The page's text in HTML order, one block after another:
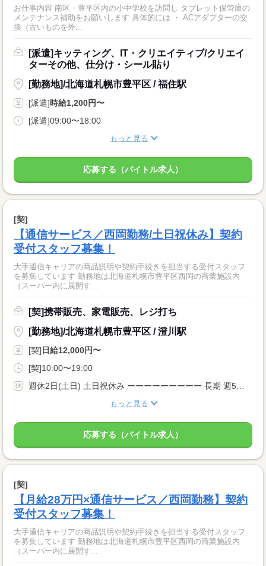
お仕事内容 南区・豊平区内の小中学校を訪問し タブレット保管庫の
メンテナンス補助をお願いします 具体的には ・ ACアダプターの交
換（古いものを外...
[派遣]キッティング、IT・クリエイティブ/クリエイ
ターその他、仕分け・シール貼り
[勤務地]/北海道札幌市豊平区 / 福住駅
[派遣]時給1,200円〜
[派遣]09:00〜18:00
もっと見る
応募する（バイトル求人）
[契]
【通信サービス／西岡勤務/土日祝休み】契約
受付スタッフ募集！
大手通信キャリアの商品説明や契約手続きを担当する受付スタッフ
を募集しています 勤務地は北海道札幌市豊平区西岡の商業施設内
（スーパー内に展開す...
[契]携帯販売、家電販売、レジ打ち
[勤務地]/北海道札幌市豊平区 / 澄川駅
[契] 日給12,000円〜
[契]10:00〜19:00
もっと見る
応募する（バイトル求人）
[契]
【月給28万円×通信サービス／西岡勤務】契約
受付スタッフ募集！
大手通信キャリアの商品説明や契約手続きを担当する受付スタッフ
を募集しています 勤務地は北海道札幌市豊平区西岡の商業施設内
（スーパー内に展開す...